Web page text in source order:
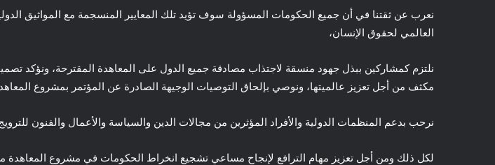
نعرب عن ثقتنا في أن جميع الحكومات المسؤولة سوف تؤيد تلك المعايير المنسجمة مع المواثيق
العالمي لحقوق الإنسان،
نلتزم كمشاركين ببذل جهود منسقة لاجتذاب مصادقة جميع الدول على المعاهدة المقترحة، ونؤكد
مكثف من أجل تعزيز عالميتها، ونوصي بإلحاق التوصيات الوجيهة الصادرة عن المؤتمر بمشروع
نرحب بدعم المنظمات الدولية والأفراد المؤثرين من مجالات الدين والسياسة والأعمال والفنون
لكل ذلك ومن أجل تعزيز مهام الترافع لإنجاح مساعي تشجيع انخراط الحكومات في مشروع المعاهدة